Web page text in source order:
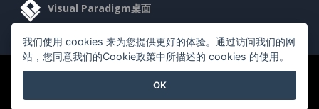
Visual Paradigm桌面
©2026 by Visual Paradigm. 版权所有。
我们使用 cookies 来为您提供更好的体验。通过访问我们的网
站，您同意我们的Cookie政策中所描述的 cookies 的使用。
OK